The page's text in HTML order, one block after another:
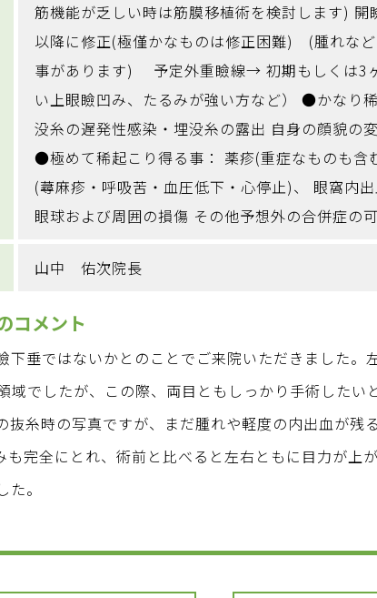
筋機能が乏しい時は筋膜移植術を検討します)
以降に修正(極僅かなものは修正困難) (腫れな
事があります) 予定外重瞼線→ 初期もしくは3
い上眼瞼凹み、たるみが強い方など） ●かなり
没糸の遅発性感染・埋没糸の露出 自身の顔貌の
●極めて稀起こり得る事： 薬疹(重症なものも含
(蕁麻疹・呼吸苦・血圧低下・心停止)、 眼窩内
眼球および周囲の損傷 その他予想外の合併症の可
山中 佑次院長
コメント
下垂ではないかとのことでご来院いただきました。
域でしたが、この際、両目ともしっかり手術した
抜糸時の写真ですが、まだ腫れや軽度の内出血が残
も完全にとれ、術前と比べると左右ともに目力が上
。